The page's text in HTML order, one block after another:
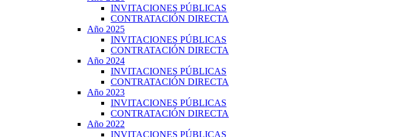
INVITACIONES PÚBLICAS
CONTRATACIÓN DIRECTA
Año 2025
INVITACIONES PÚBLICAS
CONTRATACIÓN DIRECTA
Año 2024
INVITACIONES PÚBLICAS
CONTRATACIÓN DIRECTA
Año 2023
INVITACIONES PÚBLICAS
CONTRATACIÓN DIRECTA
Año 2022
INVITACIONES PÚBLICAS